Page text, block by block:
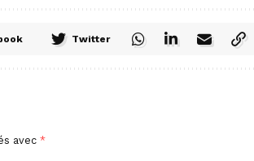
Twitter
avec *